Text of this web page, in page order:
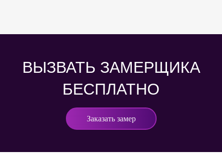
ВЫЗВАТЬ ЗАМЕРЩИКА
БЕСПЛАТНО
Заказать замер